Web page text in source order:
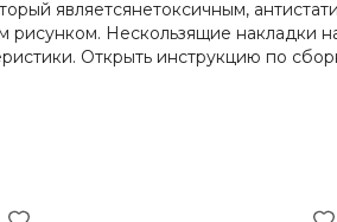
являетсянетоксичным,
Нескользящие накладки
Открыть инструкцию по